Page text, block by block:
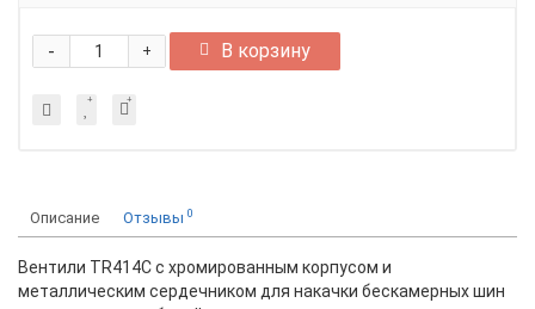
+
- В корзину
Описание Отзывы 0
Вентили TR414C с хромированным корпусом и
металлическим сердечником для накачки бескамерных шин